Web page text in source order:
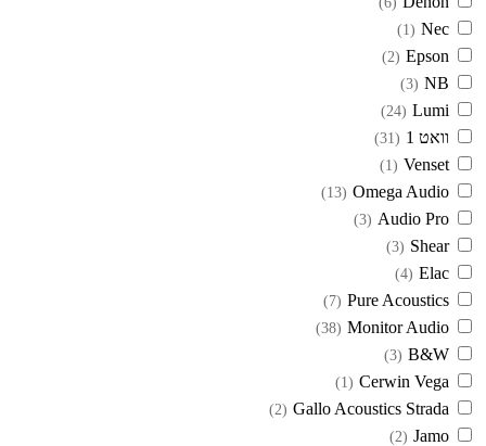
Nec
(1)
Epson
(2)
NB
(3)
Lumi
(24)
וואט 1 (31)
Venset
(1)
Omega Audio
(13)
Audio Pro
(3)
Shear
(3)
Elac
(4)
Pure Acoustics
(7)
Monitor Audio
(38)
B&W
(3)
Cerwin Vega
(1)
Gallo Acoustics Strada
(2)
Jamo
(2)